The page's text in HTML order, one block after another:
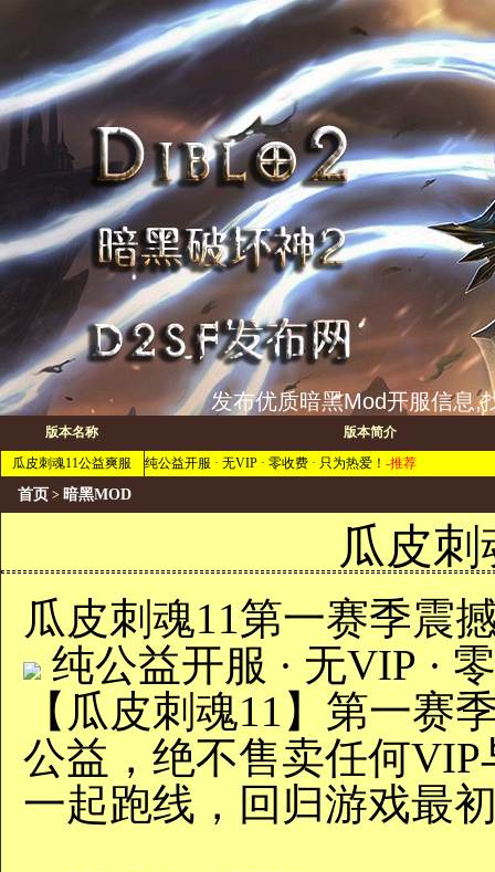
发布优质暗黑Mod开服信息,
版本名称
版本简介
瓜皮刺魂11公益爽服
纯公益开服 · 无VIP · 零收费 · 只为热爱！ -推荐
首页 > 暗黑MOD
瓜皮
瓜皮刺魂11第一赛季震
纯公益开服 · 无VIP ·
【瓜皮刺魂11】第一赛
公益‌，绝不售卖任何
一起跑线，回归游戏最